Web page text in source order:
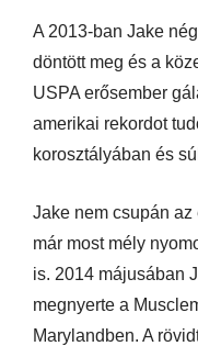
A 2013-ban Jake
döntött meg és a
USPA erősember
amerikai rekordot
korosztályában és
Jake nem csupán
már most mély
is. 2014 májusában
megnyerte a
Marylandben. A